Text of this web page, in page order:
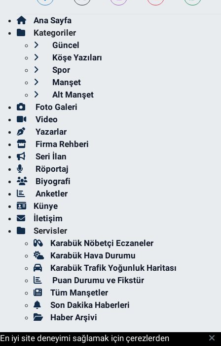
Ana Sayfa
Kategoriler
Güncel
Köşe Yazıları
Spor
Manşet
Alt Manşet
Foto Galeri
Video
Yazarlar
Firma Rehberi
Seri İlan
Röportaj
Biyografi
Anketler
Künye
İletişim
Servisler
Karabük Nöbetçi Eczaneler
Karabük Hava Durumu
Karabük Trafik Yoğunluk Haritası
Puan Durumu ve Fikstür
Tüm Manşetler
Son Dakika Haberleri
Haber Arşivi
En iyi site deneyimi sağlamak için çerezlerden